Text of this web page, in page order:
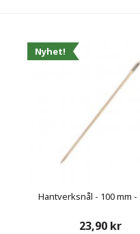
Nyhet!
Hantverksnål - 100 mm -
23,90 kr